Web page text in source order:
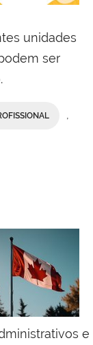
unidades
ser
e